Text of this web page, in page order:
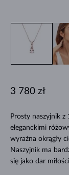
Prosty naszyjnik
eleganckimi
wyraźna okrągły
Naszyjnik ma
się jako dar
3 780 zł